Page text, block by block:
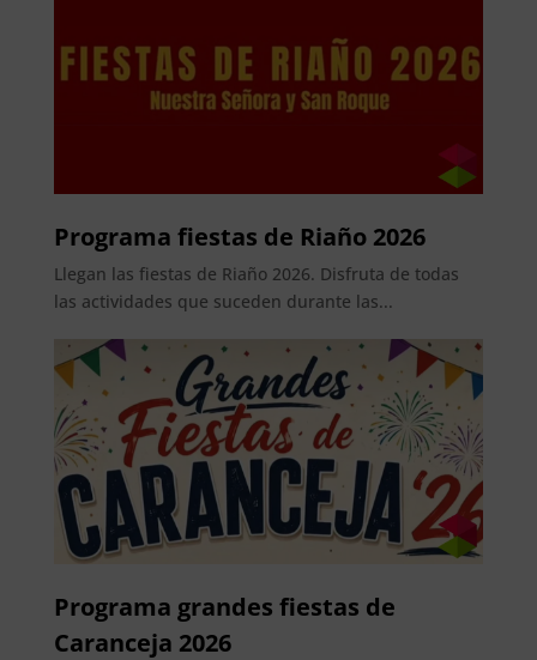
Programa fiestas de Riaño 2026
Llegan las fiestas de Riaño 2026. Disfruta de todas
las actividades que suceden durante las...
Programa grandes fiestas de
Caranceja 2026